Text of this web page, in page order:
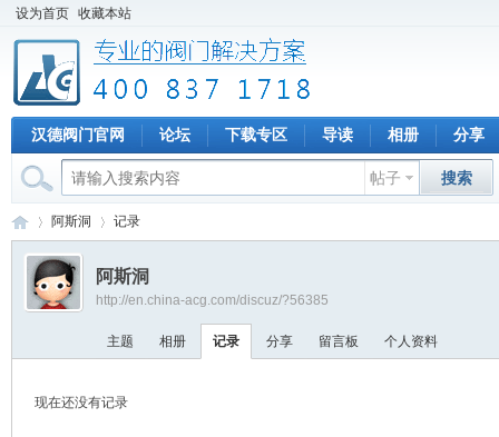
设为首页 收藏本站
汉德阀门官网 论坛 下载专区 导读 相册 分享
帖子 搜索
›
阿斯洞 记录
阿斯洞
http://en.china-acg.com/discuz/?56385
主题 相册 记录 分享 留言板 个人资料
现在还没有记录